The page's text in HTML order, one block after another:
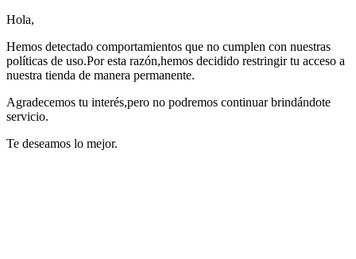
Hola,
Hemos detectado comportamientos que no cumplen con nuestras
políticas de uso.Por esta razón,hemos decidido restringir tu acceso a
nuestra tienda de manera permanente.
Agradecemos tu interés,pero no podremos continuar brindándote
servicio.
Te deseamos lo mejor.